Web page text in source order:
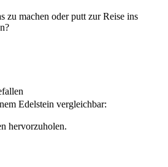
zu machen oder putt zur Reise ins
Edelstein vergleichbar:
hervorzuholen.